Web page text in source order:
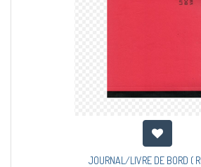
JOURNAL/LIVRE DE BORD (